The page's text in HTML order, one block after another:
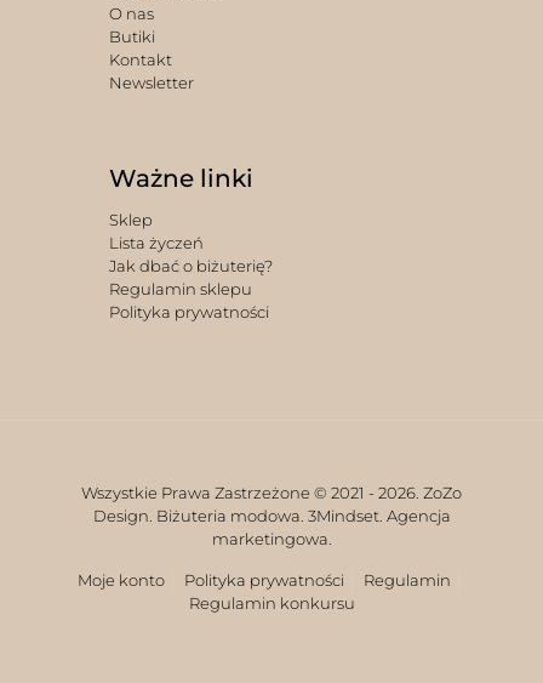
O nas
Butiki
Kontakt
Newsletter
Ważne linki
Sklep
Lista życzeń
Jak dbać o biżuterię?
Regulamin sklepu
Polityka prywatności
Wszystkie Prawa Zastrzeżone © 2021 - 2026. ZoZo
Design. Biżuteria modowa. 3Mindset. Agencja
marketingowa.
Moje konto Polityka prywatności
Regulamin
Regulamin konkursu